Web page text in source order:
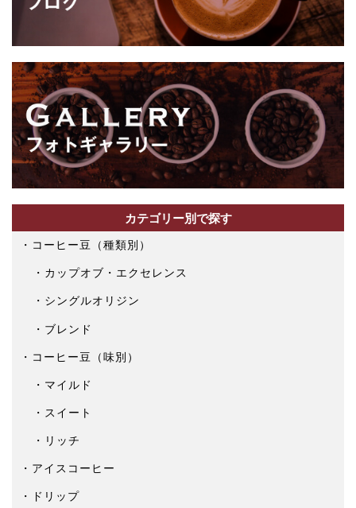
カテゴリー別で探す
コーヒー豆（種類別）
カップオブ・エクセレンス
シングルオリジン
ブレンド
コーヒー豆（味別）
マイルド
スイート
リッチ
アイスコーヒー
ドリップ